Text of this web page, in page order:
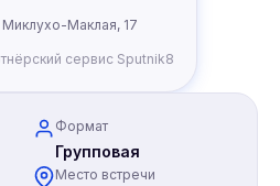
Формат
Групповая
Место встречи
Маклая, 17
сервис Sputnik8